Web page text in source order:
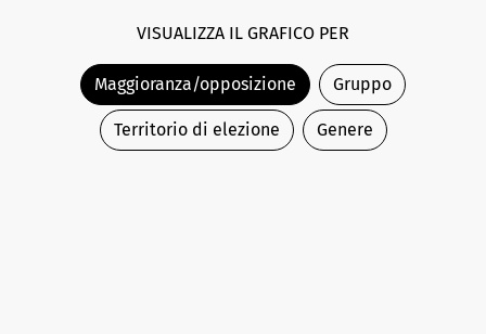
VISUALIZZA IL GRAFICO PER
Maggioranza/opposizione Gruppo
Territorio di elezione Genere